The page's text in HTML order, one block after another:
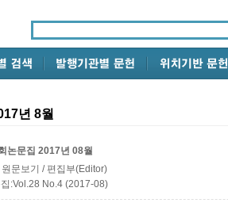
년 8월
논문집 2017년 08월
원문보기 / 편집부(Editor)
:Vol.28 No.4 (2017-08)